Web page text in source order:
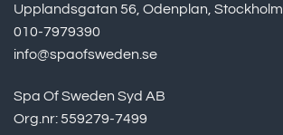
Upplandsgatan 56, Odenplan, Stockholm
010-7979390
info@spaofsweden.se
Spa Of Sweden Syd AB
Org.nr: 559279-7499